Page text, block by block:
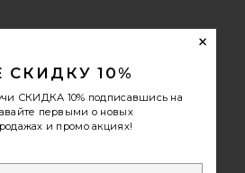
10%
СКИДКА 10% подписавшись на
первыми о новых
и промо акциях!